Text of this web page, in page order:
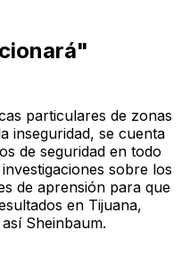
particulares de zonas
inseguridad, se cuenta
de seguridad en todo
sobre los
de aprensión para que
en Tijuana,
Sheinbaum.